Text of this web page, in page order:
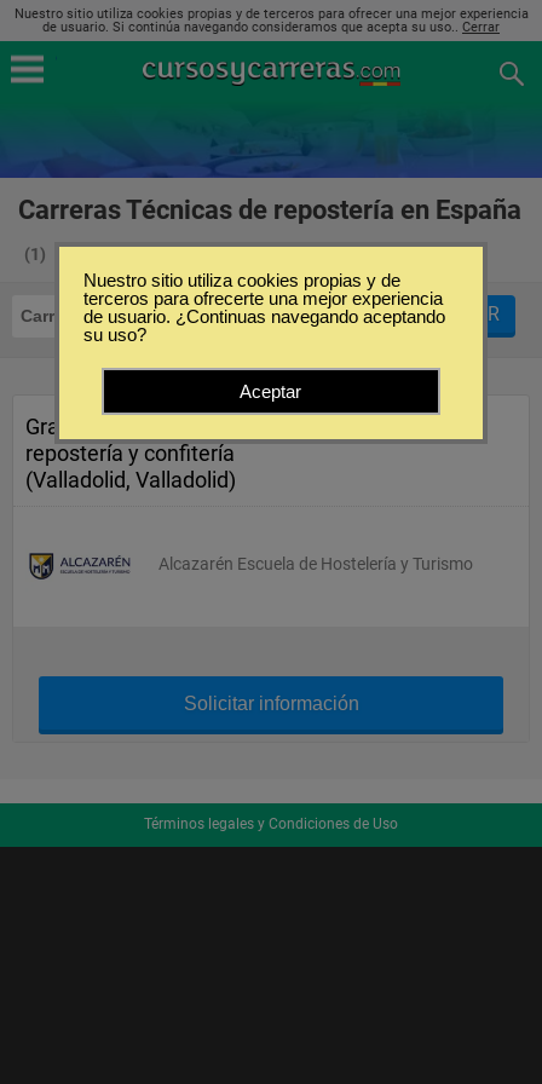
Nuestro sitio utiliza cookies propias y de terceros para ofrecer una mejor experiencia
de usuario. Si continúa navegando consideramos que acepta su uso.. Cerrar
Carreras Técnicas de repostería en España
(1)
Carreras Técnicas Repostería FILTRAR
Grado medio en Panadería,
repostería y confitería
(Valladolid, Valladolid)
Alcazarén Escuela de Hostelería y Turismo
Solicitar información
Términos legales y Condiciones de Uso
Nuestro sitio utiliza cookies propias y de
terceros para ofrecerte una mejor experiencia
de usuario. ¿Continuas navegando aceptando
su uso?
Aceptar